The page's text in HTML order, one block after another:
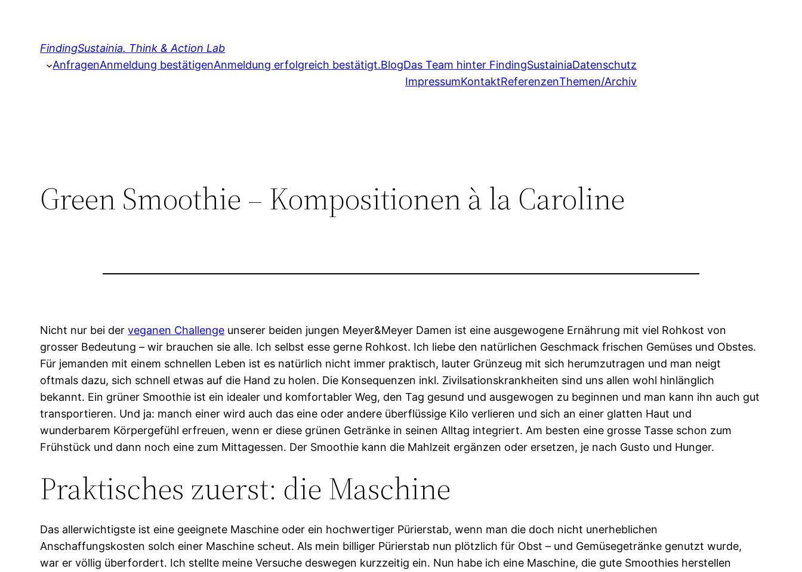
FindingSustainia. Think & Action Lab
AnfragenAnmeldung bestätigenAnmeldung erfolgreich bestätigt.BlogDas Team hinter FindingSustainiaDatenschutz
ImpressumKontaktReferenzenThemen/Archiv
Green Smoothie – Kompositionen à la Caroline
Nicht nur bei derveganen Challenge unserer beiden jungen Meyer&Meyer Damen ist eine ausgewogene Ernährung mit viel Rohkost von
grosser Bedeutung – wir brauchen sie alle. Ich selbst esse gerne Rohkost. Ich liebe den natürlichen Geschmack frischen Gemüses und Obstes.
Für jemanden mit einem schnellen Leben ist es natürlich nicht immer praktisch, lauter Grünzeug mit sich herumzutragen und man neigt
oftmals dazu, sich schnell etwas auf die Hand zu holen. Die Konsequenzen inkl. Zivilsationskrankheiten sind uns allen wohl hinlänglich
bekannt. Ein grüner Smoothie ist ein idealer und komfortabler Weg, den Tag gesund und ausgewogen zu beginnen und man kann ihn auch gut
transportieren. Und ja: manch einer wird auch das eine oder andere überflüssige Kilo verlieren und sich an einer glatten Haut und
wunderbarem Körpergefühl erfreuen, wenn er diese grünen Getränke in seinen Alltag integriert. Am besten eine grosse Tasse schon zum
Frühstück und dann noch eine zum Mittagessen. Der Smoothie kann die Mahlzeit ergänzen oder ersetzen, je nach Gusto und Hunger.
Praktisches zuerst: die Maschine
Das allerwichtigste ist eine geeignete Maschine oder ein hochwertiger Pürierstab, wenn man die doch nicht unerheblichen
Anschaffungskosten solch einer Maschine scheut. Als mein billiger Pürierstab nun plötzlich für Obst – und Gemüsegetränke genutzt wurde,
war er völlig überfordert. Ich stellte meine Versuche deswegen kurzzeitig ein. Nun habe ich eine Maschine, die gute Smoothies herstellen